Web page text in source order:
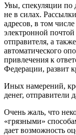
Увы, спекуляции по
не в силах.
адресов, в том
электронной
отправителя, а
автоматического
привлечения к
Федерации, развит
Иных намерений,
денег, отправители
Очень жаль, что
«грязными»
дает возможность